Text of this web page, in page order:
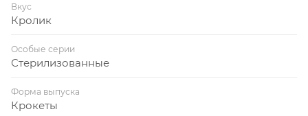
Вкус
Кролик
Особые серии
Стерилизованные
Форма выпуска
Крокеты